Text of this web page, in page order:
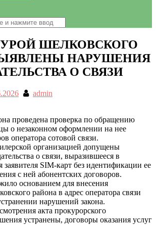
ШЕЛКОВСКОГО
НАРУШЕНИЯ
О СВЯЗИ
admin
проведена проверка по обращению
о незаконном оформлении на нее
оператора сотовой связи.
организацией допущены
о связи, выразившееся в
SIM-карт без идентификации ее
с ней абонентских договоров.
основанием для внесения
района в адрес оператора связи
нарушений закона.
акта прокурорского
устранены, договоры оказания услуг